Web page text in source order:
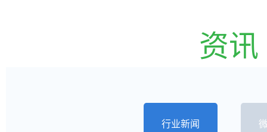
资讯
行业新闻